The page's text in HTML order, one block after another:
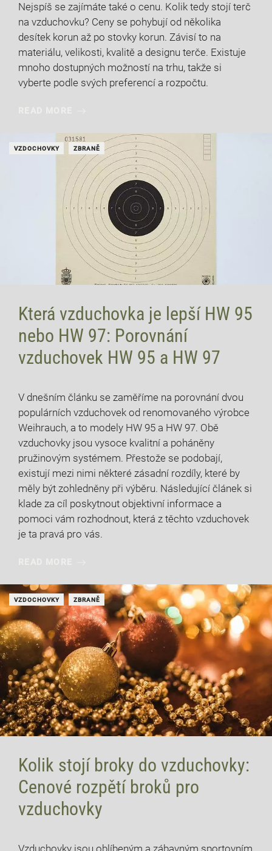
Nejspíš se zajímáte také o cenu. Kolik tedy stojí terč
na vzduchovku? Ceny se pohybují od několika
desítek korun až po stovky korun. Závisí to na
materiálu, velikosti, kvalitě a designu terče. Existuje
mnoho dostupných možností na trhu, takže si
vyberte podle svých preferencí a rozpočtu.
VZDOCHOVKY ZBRANĚ
Která vzduchovka je lepší HW 95
nebo HW 97: Porovnání
vzduchovek HW 95 a HW 97
V dnešním článku se zaměříme na porovnání dvou
populárních vzduchovek od renomovaného výrobce
Weihrauch, a to modely HW 95 a HW 97. Obě
vzduchovky jsou vysoce kvalitní a poháněny
pružinovým systémem. Přestože se podobají,
existují mezi nimi některé zásadní rozdíly, které by
měly být zohledněny při výběru. Následující článek si
klade za cíl poskytnout objektivní informace a
pomoci vám rozhodnout, která z těchto vzduchovek
je ta pravá pro vás.
VZDOCHOVKY ZBRANĚ
Kolik stojí broky do vzduchovky:
Cenové rozpětí broků pro
vzduchovky
Vzduchovky jsou oblíbeným a zábavným sportovním